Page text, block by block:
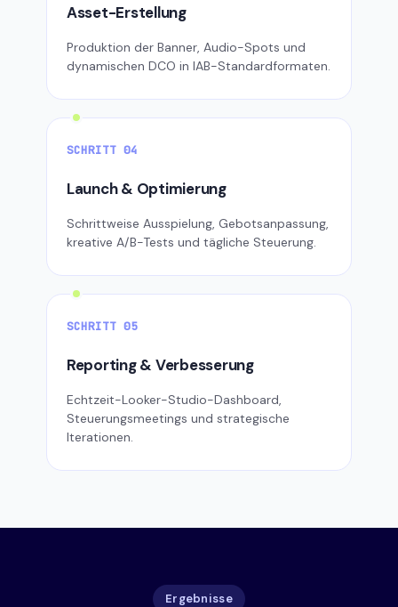
Asset-Erstellung
Produktion der Banner, Audio-Spots und
dynamischen DCO in IAB-Standardformaten.
SCHRITT 04
Launch & Optimierung
Schrittweise Ausspielung, Gebotsanpassung,
kreative A/B-Tests und tägliche Steuerung.
SCHRITT 05
Reporting & Verbesserung
Echtzeit-Looker-Studio-Dashboard,
Steuerungsmeetings und strategische
Iterationen.
Ergebnisse